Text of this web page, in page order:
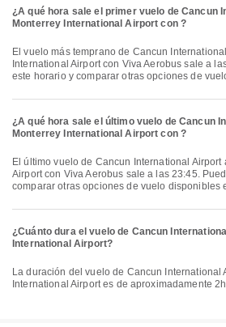
¿A qué hora sale el primer vuelo de Cancun
Monterrey International Airport con ?
El vuelo más temprano de Cancun International Airport a Monterrey
International Airport con Viva Aerobus sale a
este horario y comparar otras opciones de
¿A qué hora sale el último vuelo de Cancun
Monterrey International Airport con ?
El último vuelo de Cancun International Airport a Monterrey International
Airport con Viva Aerobus sale a las 23:45.
comparar otras opciones de vuelo disponibles
¿Cuánto dura el vuelo de Cancun
International Airport?
La duración del vuelo de Cancun International Airport a Monterrey
International Airport es de aproximadamente